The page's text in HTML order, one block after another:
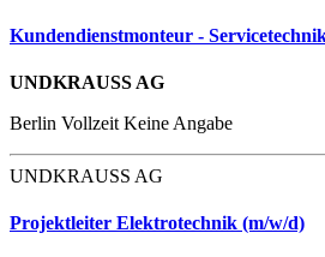
Kundendienstmonteur -
UNDKRAUSS AG
Berlin Vollzeit Keine Angabe
UNDKRAUSS AG
Projektleiter Elektrotechnik (m/w/d)